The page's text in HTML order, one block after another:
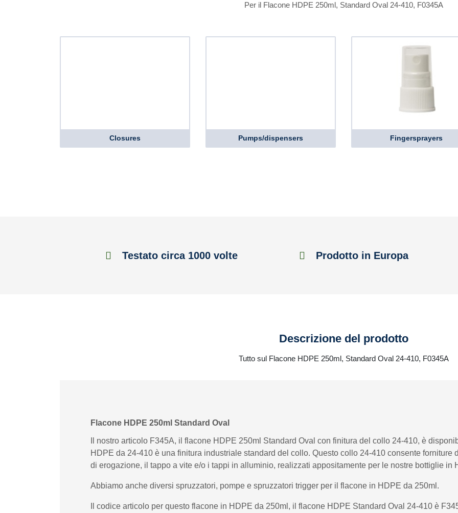
Per il Flacone HDPE 250ml, Standard Oval 24-410, F0345A
Closures Pumps/dispensers Fingersprayers
Testato circa 1000 volte Prodotto in Europa
Descrizione del prodotto
Tutto sul Flacone HDPE 250ml, Standard Oval 24-410, F0345A
Flacone HDPE 250ml Standard Oval
Il nostro articolo F345A, il flacone HDPE 250ml Standard Oval con finitura del collo 24-410, è
HDPE da 24-410 è una finitura industriale standard del collo. Questo collo 24-410 consente forniture
di erogazione, il tappo a vite e/o i tappi in alluminio, realizzati appositamente per le nostre bottiglie in
Abbiamo anche diversi spruzzatori, pompe e spruzzatori trigger per il flacone in HDPE da 250ml.
Il codice articolo per questo flacone in HDPE da 250ml, il flacone HDPE Standard Oval 24-410 è